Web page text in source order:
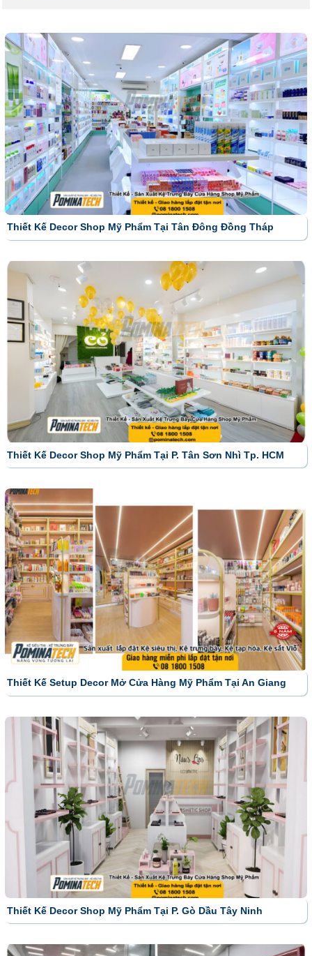
Thiết Kế Decor Shop Mỹ Phẩm Tại Tân Đông Đồng Tháp
Thiết Kế Decor Shop Mỹ Phẩm Tại P. Tân Sơn Nhì Tp. HCM
Thiết Kế Setup Decor Mở Cửa Hàng Mỹ Phẩm Tại An Giang
Thiết Kế Decor Shop Mỹ Phẩm Tại P. Gò Dầu Tây Ninh